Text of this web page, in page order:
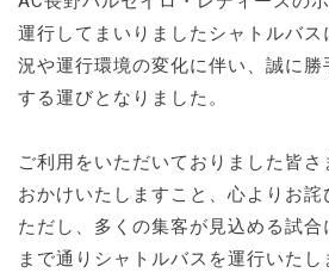
運行してまいりましたシャトルバ
況や運行環境の変化に伴い、誠に
する運びとなりました。
ご利用をいただいておりました皆
おかけいたしますこと、心よりお詫
ただし、多くの集客が見込める試
まで通りシャトルバスを運行いたし